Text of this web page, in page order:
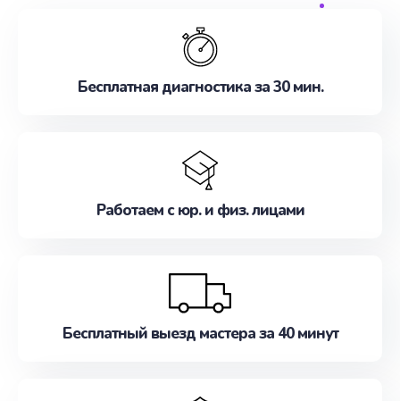
обслуживание, удовлетворяя их потребности
наилучшим образом. Не медлите записаться на
Бесплатная диагностика за 30 мин.
Работаем с юр. и физ. лицами
Бесплатный выезд мастера за 40 минут